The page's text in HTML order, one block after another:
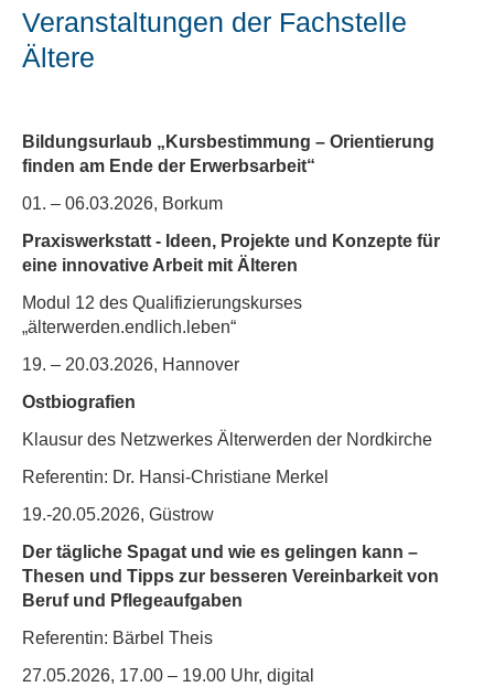
Veranstaltungen der Fachstelle
Ältere
Bildungsurlaub „Kursbestimmung – Orientierung
finden am Ende der Erwerbsarbeit“
01. – 06.03.2026, Borkum
Praxiswerkstatt - Ideen, Projekte und Konzepte für
eine innovative Arbeit mit Älteren
Modul 12 des Qualifizierungskurses
„älterwerden.endlich.leben“
19. – 20.03.2026, Hannover
Ostbiografien
Klausur des Netzwerkes Älterwerden der Nordkirche
Referentin: Dr. Hansi-Christiane Merkel
19.-20.05.2026, Güstrow
Der tägliche Spagat und wie es gelingen kann –
Thesen und Tipps zur besseren Vereinbarkeit von
Beruf und Pflegeaufgaben
Referentin: Bärbel Theis
27.05.2026, 17.00 – 19.00 Uhr, digital